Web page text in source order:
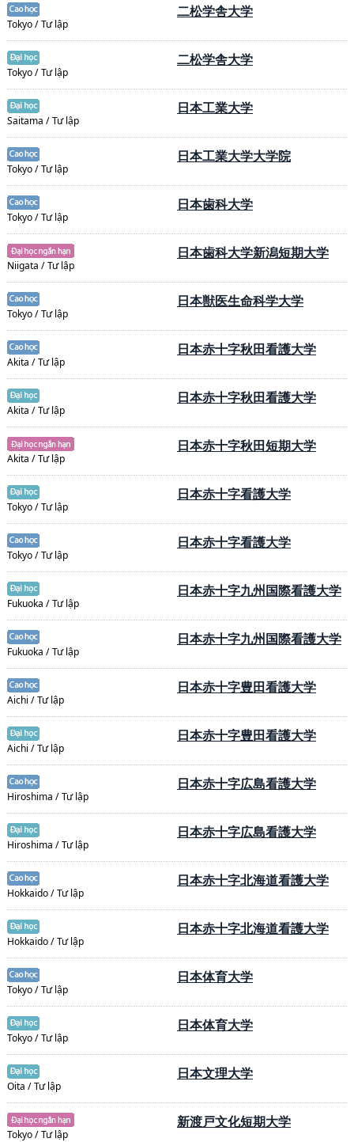
Tokyo / Tư lập
二松学舎大学
Tokyo / Tư lập
二松学舎大学
Saitama / Tư lập
日本工業大学
Tokyo / Tư lập
日本工業大学大学院
Tokyo / Tư lập
日本歯科大学
Niigata / Tư lập
日本歯科大学新潟短期大学
Tokyo / Tư lập
日本獣医生命科学大学
Akita / Tư lập
日本赤十字秋田看護大学
Akita / Tư lập
日本赤十字秋田看護大学
Akita / Tư lập
日本赤十字秋田短期大学
Tokyo / Tư lập
日本赤十字看護大学
Tokyo / Tư lập
日本赤十字看護大学
Fukuoka / Tư lập
日本赤十字九州国際看護大学
Fukuoka / Tư lập
日本赤十字九州国際看護大学
Aichi / Tư lập
日本赤十字豊田看護大学
Aichi / Tư lập
日本赤十字豊田看護大学
Hiroshima / Tư lập
日本赤十字広島看護大学
Hiroshima / Tư lập
日本赤十字広島看護大学
Hokkaido / Tư lập
日本赤十字北海道看護大学
Hokkaido / Tư lập
日本赤十字北海道看護大学
Tokyo / Tư lập
日本体育大学
Tokyo / Tư lập
日本体育大学
Oita / Tư lập
日本文理大学
Tokyo / Tư lập
新渡戸文化短期大学